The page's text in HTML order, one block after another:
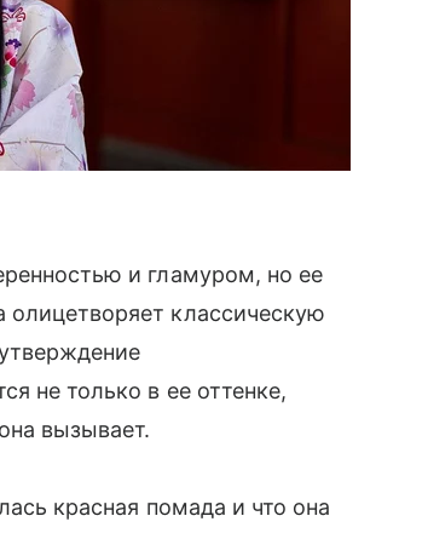
и гламуром, но ее
классическую
не только в ее оттенке,
вызывает.
красная помада и что она